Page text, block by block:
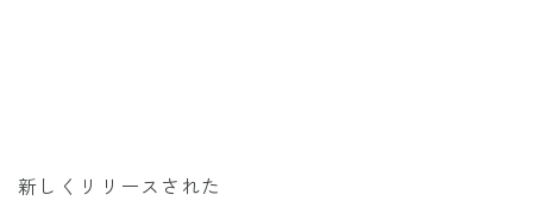
新しくリリースされた